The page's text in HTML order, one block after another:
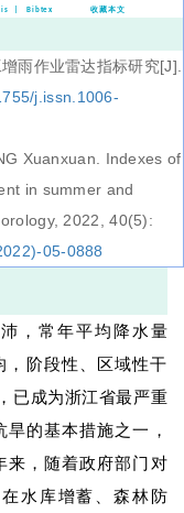
Bibtex 收藏本文
雨作业雷达指标研究[J].
j.issn.1006-
Xuanxuan. Indexes of
in summer and
, 2022, 40(5):
05-0888
，常年平均降水量
，阶段性、区域性干
，已成为浙江省最严重
的基本措施之一，
来，随着政府部门对
水库增蓄、森林防